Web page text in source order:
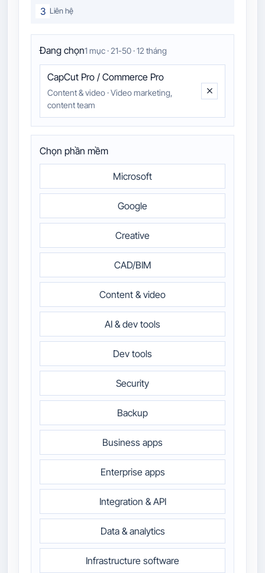
3 Liên hệ
Đang chọn1 mục · 21-50 · 12 tháng
CapCut Pro / Commerce Pro
Content & video ·Video marketing,
content team
Chọn phần mềm
Microsoft
Google
Creative
CAD/BIM
Content & video
AI & dev tools
Dev tools
Security
Backup
Business apps
Enterprise apps
Integration & API
Data & analytics
Infrastructure software